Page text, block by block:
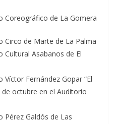
Coreográfico de La Gomera
Circo de Marte de La Palma
Cultural Asabanos de El
Fernández Gopar “El
de octubre en el Auditorio
Pérez Galdós de Las